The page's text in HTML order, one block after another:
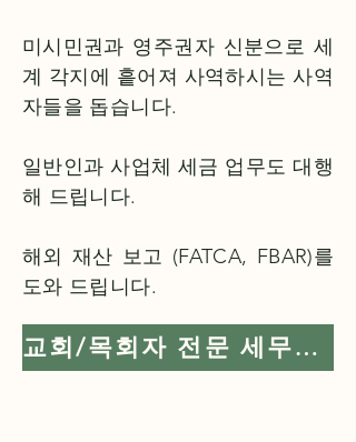
미시민권과 영주권자 신분으로 세
계 각지에 흩어져 사역하시는 사역
자들을 돕습니다.
​일반인과 사업체 세금 업무도 대행
해 드립니다.
해외 재산 보고 (FATCA, FBAR)를
도와 드립니다.
교회/목회자 전문 세무사 찾는 법